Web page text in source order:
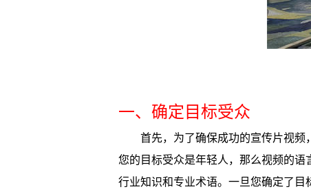
一、确定目标受众
首先，为了确保成功的宣传片视
您的目标受众是年轻人，那么视频的
行业知识和专业术语。一旦您确定了目